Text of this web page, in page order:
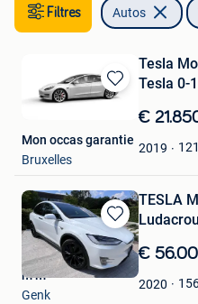
Filtres Autos
Sauvegarder
Favoris
Tesla
Tesla 0-
€
2019
Mon occas garantie
Bruxelles
Sauvegarder
dans
Mes
Favoris
TESLA
€
2020
m m
Genk